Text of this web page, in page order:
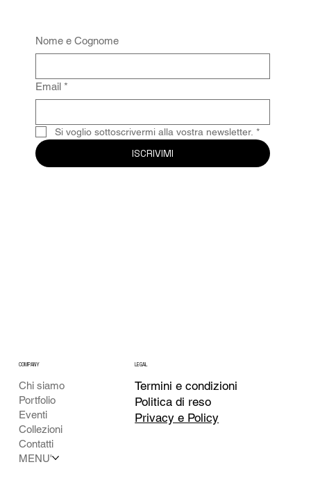
Nome e Cognome
Email *
Si voglio sottoscrivermi alla vostra newsletter. *
ISCRIVIMI
COMPANY
Chi siamo
Portfolio
Eventi
Collezioni
Contatti
MENU'
LEGAL
Termini e condizioni
Politica di reso
Privacy e Policy